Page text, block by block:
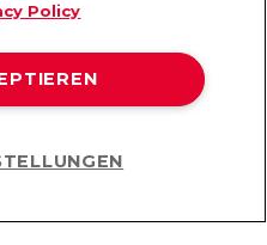
AG. Alle Rechte vorbehalten
Policy